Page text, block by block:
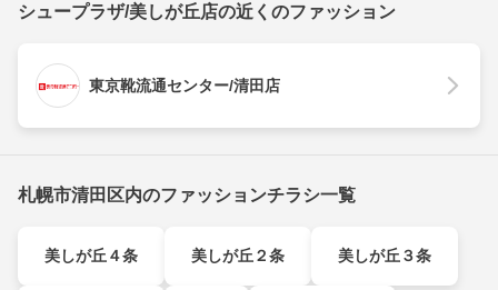
シュープラザ/美しが丘店の近くのファッション
東京靴流通センター/清田店
札幌市清田区内のファッションチラシ一覧
美しが丘４条 美しが丘２条 美しが丘３条